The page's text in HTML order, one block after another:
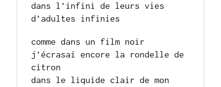
dans l’infini de leurs vies
d’adultes infinies
comme dans un film noir
j’écrasai encore la rondelle de
citron
dans le liquide clair de mon